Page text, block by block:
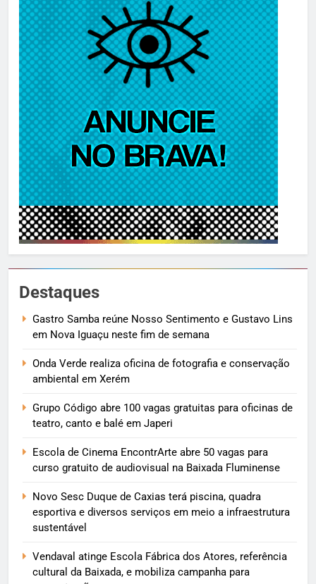
Destaques
Gastro Samba reúne Nosso Sentimento e Gustavo Lins
em Nova Iguaçu neste fim de semana
Onda Verde realiza oficina de fotografia e conservação
ambiental em Xerém
Grupo Código abre 100 vagas gratuitas para oficinas de
teatro, canto e balé em Japeri
Escola de Cinema EncontrArte abre 50 vagas para
curso gratuito de audiovisual na Baixada Fluminense
Novo Sesc Duque de Caxias terá piscina, quadra
esportiva e diversos serviços em meio a infraestrutura
sustentável
Vendaval atinge Escola Fábrica dos Atores, referência
cultural da Baixada, e mobiliza campanha para